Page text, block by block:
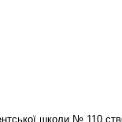
школи № 110